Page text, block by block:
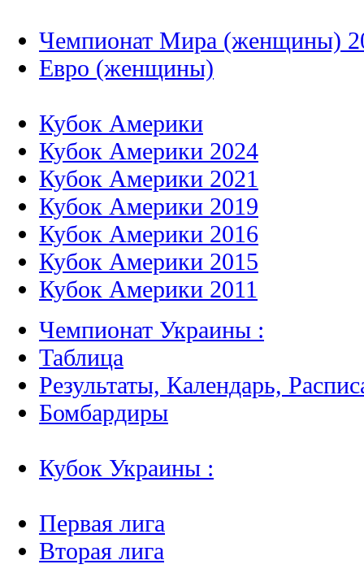
Чемпионат Мира (женщины)
Евро (женщины)
Кубок Америки
Кубок Америки 2024
Кубок Америки 2021
Кубок Америки 2019
Кубок Америки 2016
Кубок Америки 2015
Кубок Америки 2011
Чемпионат Украины :
Таблица
Результаты, Календарь,
Бомбардиры
Кубок Украины :
Первая лига
Вторая лига